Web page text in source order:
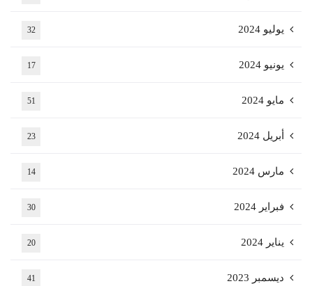
يوليو 2024 32
يونيو 2024 17
مايو 2024 51
أبريل 2024 23
مارس 2024 14
فبراير 2024 30
يناير 2024 20
ديسمبر 2023 41